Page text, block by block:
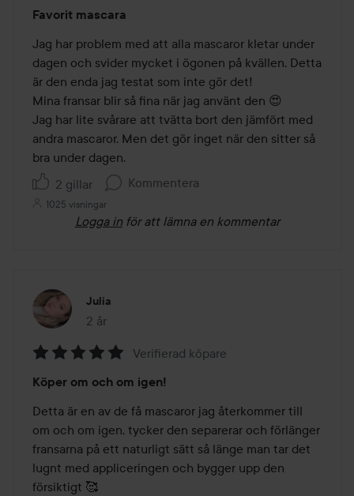
5
av
5
Favorit mascara
Jag har problem med att alla mascaror kletar under
dagen och svider mycket i ögonen på kvällen. Detta
är den enda jag testat som inte gör det!
Mina fransar blir så fina när jag använt den 😍
Jag har lite svårare att tvätta bort den jämfört med
andra mascaror. Men det gör inget när den sitter så
bra under dagen.
2 gillar
Kommentera
1025 visningar
Logga in för att lämna en kommentar
Julia
2 år
Inlägget skapades 2 år
5
av
5
Verifierad köpare
Köper om och om igen!
Detta är en av de få mascaror jag återkommer till
om och om igen, tycker den separerar och förlänger
fransarna på ett naturligt sätt så länge man tar det
lugnt med appliceringen och bygger upp den
försiktigt 🥰